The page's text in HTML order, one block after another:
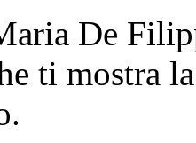
De
ti mostra